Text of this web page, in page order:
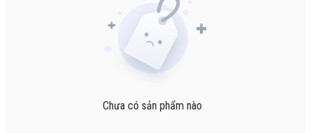
Chưa có sản phẩm nào